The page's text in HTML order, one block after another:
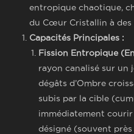
entropique chaotique,
du Cœur Cristallin à des
Capacités Principales :
Fission Entropique
rayon canalisé sur un
dégâts d’Ombre
subis par la cible
immédiatement
désigné (souvent